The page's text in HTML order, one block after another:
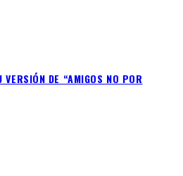
DE “AMIGOS NO POR